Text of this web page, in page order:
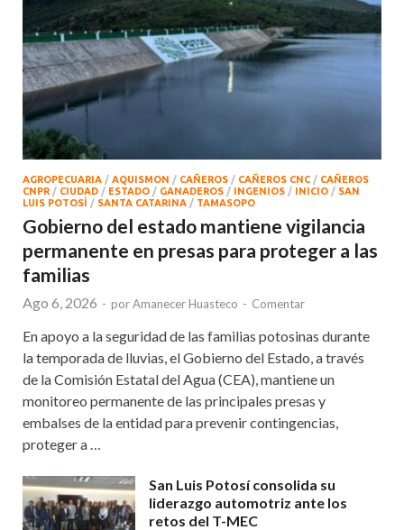
AGROPECUARIA / AQUISMON / CAÑEROS / CAÑEROS CNC / CAÑEROS
CNPR / CIUDAD / ESTADO / GANADEROS / INGENIOS / INICIO / SAN
LUIS POTOSÍ / SANTA CATARINA / TAMASOPO
Gobierno del estado mantiene vigilancia
permanente en presas para proteger a las
familias
Ago 6, 2026 - porAmanecer Huasteco - Comentar
En apoyo a la seguridad de las familias potosinas durante
la temporada de lluvias, el Gobierno del Estado, a través
de la Comisión Estatal del Agua (CEA), mantiene un
monitoreo permanente de las principales presas y
embalses de la entidad para prevenir contingencias,
proteger a …
San Luis Potosí consolida su
liderazgo automotriz ante los
retos del T-MEC